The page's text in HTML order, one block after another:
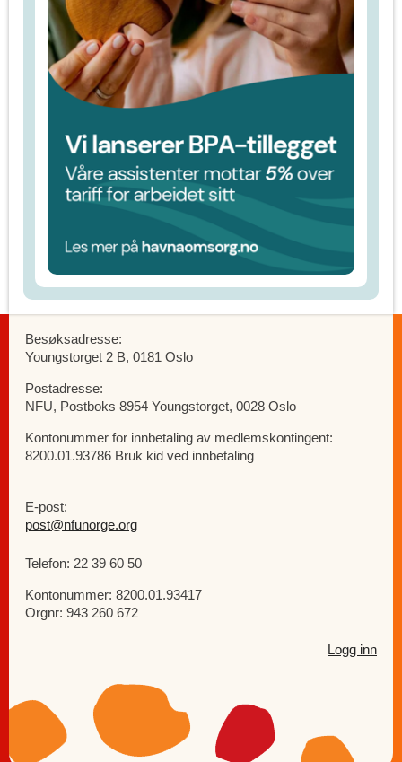
Besøksadresse:
Youngstorget 2 B, 0181 Oslo
Postadresse:
NFU, Postboks 8954 Youngstorget, 0028 Oslo
Kontonummer for innbetaling av medlemskontingent:
8200.01.93786 Bruk kid ved innbetaling
E-post:
post@nfunorge.org
Telefon: 22 39 60 50
Kontonummer: 8200.01.93417
Orgnr: 943 260 672
Logg inn